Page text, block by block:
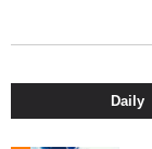
Daily